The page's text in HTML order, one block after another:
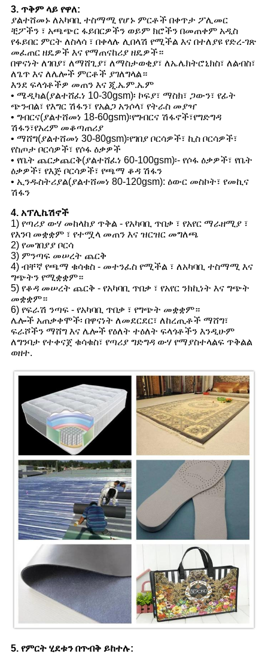
3. ጥቅም ላይ የዋለ:
ያልተሸመኑ ለአካባቢ ተስማሚ የሆኑ ምርቶች በቀጥታ ፖሊመር
ቺፖችን ፣ አጫጭር ፋይበርዎችን ወይም ክሮችን በመጠቀም አዲስ
የፋይበር ምርት ለስላሳ ፣ በቀላሉ ሊበላሽ የሚችል እና በተለያዩ የድረ-ገጽ
መፈጠር ዘዴዎች እና የማጠናከሪያ ዘዴዎች።
በዋናነት ለገበያ፣ ለማሸጊያ፣ ለማስታወቂያ፣ ለኤሌክትሮኒክስ፣ ለልብስ፣
ለጌጥ እና ለሌሎች ምርቶች ያገለግላል።
እንደ ፍላጎቶችዎ መጠን እና ጂ.ኤም.ኤም
• ሜዲካል(ያልተሸፈነ 10-30gsm)፡ ኮፍያ፣ ማስክ፣ ጋውን፣ የፊት
ጭንብል፣ የእግር ሽፋን፣ የአልጋ አንሶላ፣ የትራስ መያዣ
• ግብርና(ያልተሸመነ 18-60gsm)፡የግብርና ሽፋኖች፣የግድግዳ
ሽፋን፣የአረም መቆጣጠሪያ
• ማሸግ(ያልተሸመነ 30-80gsm)፡የገበያ ቦርሳዎች፣ ኪስ ቦርሳዎች፣
የስጦታ ቦርሳዎች፣ የሶፋ ዕቃዎች
• የቤት ጨርቃጨርቅ(ያልተሸፈነ 60-100gsm)፡- የሶፋ ዕቃዎች፣ የቤት
ዕቃዎች፣ የእጅ ቦርሳዎች፣ የጫማ ቆዳ ሽፋን
• ኢንዱስትሪያል(ያልተሸመነ 80-120gsm): ዕውር መስኮት፣ የመኪና
ሽፋን
4. አፕሊኬሽኖች
1) የጣሪያ ውሃ መከላከያ ጥቅል - የአካባቢ ጥበቃ ፣ የአየር ማራዘሚያ ፣
የእንባ መቋቋም ፣ የተሟላ መጠን እና ዝርዝር መግለጫ
2) የመገበያያ ቦርሳ
3) ምንጣፍ መሠረት ጨርቅ
4) ብቸኛ የጫማ ቁሳቁስ - መተንፈስ የሚችል ፣ ለአካባቢ ተስማሚ እና
ግጭትን የሚቋቋም።
5) የቆዳ መሠረት ጨርቅ - የአካባቢ ጥበቃ ፣ የአየር ንክኪነት እና ግጭት
መቋቋም።
6) የፍራሽ ንጣፍ - የአካባቢ ጥበቃ ፣ የግጭት መቋቋም።
ሌሎች አጠቃቀሞች፡ በዋናነት ለመደርደር፣ ለከረጢቶች ማሸግ፣
ፍራሾችን ማሸግ እና ሌሎች የዕለት ተዕለት ፍላጎቶችን እንዲሁም
ለግንባታ የተቀናጀ ቁሳቁስ፣ የጣሪያ ግድግዳ ውሃ የማያስተላልፍ ጥቅልል ​​
ወዘተ.
5. የምርት ሂደቱን በጥብቅ ይከተሉ: